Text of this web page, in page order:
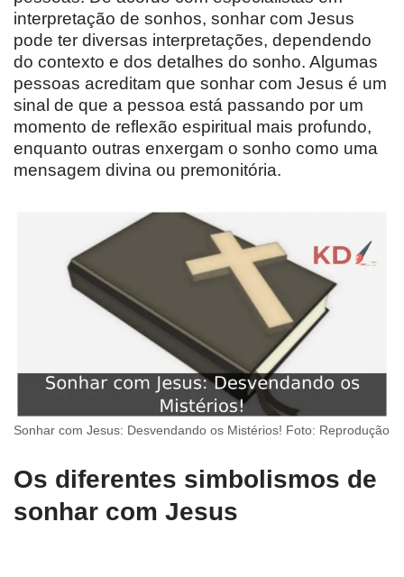
interpretação de sonhos, sonhar com Jesus
pode ter diversas interpretações, dependendo
do contexto e dos detalhes do sonho. Algumas
pessoas acreditam que sonhar com Jesus é um
sinal de que a pessoa está passando por um
momento de reflexão espiritual mais profundo,
enquanto outras enxergam o sonho como uma
mensagem divina ou premonitória.
Sonhar com Jesus: Desvendando os Mistérios! Foto: Reprodução
Os diferentes simbolismos de
sonhar com Jesus